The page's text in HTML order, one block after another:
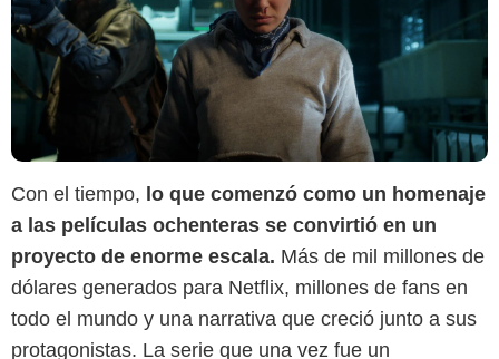
Con el tiempo, lo que comenzó como un homenaje
a las películas ochenteras se convirtió en un
proyecto de enorme escala. Más de mil millones de
dólares generados para Netflix, millones de fans en
todo el mundo y una narrativa que creció junto a sus
protagonistas. La serie que una vez fue un
Netflix